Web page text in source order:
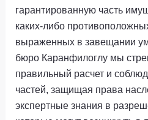
гарантированную часть
каких-либо
выраженных в завещании
бюро Каранфилоглу мы
правильный расчет и
частей, защищая права
экспертные знания в